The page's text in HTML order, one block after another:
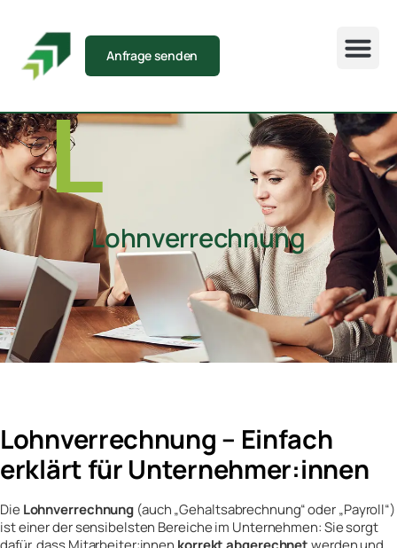
Anfrage senden
L
Lohnverrechnung
Lohnverrechnung – Einfach
erklärt für Unternehmer:innen
Die Lohnverrechnung (auch „Gehaltsabrechnung“ oder „Payroll“)
ist einer der sensibelsten Bereiche im Unternehmen: Sie sorgt